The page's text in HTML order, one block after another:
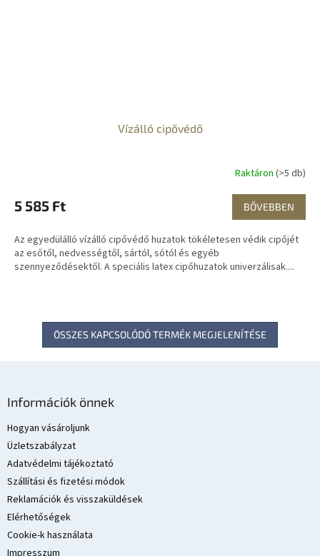
Vízálló cipővédő
Raktáron (>5 db)
5 585 Ft BŐVEBBEN
Az egyedülálló vízálló cipővédő huzatok tökéletesen védik cipőjét
az esőtől, nedvességtől, sártól, sótól és egyéb
szennyeződésektől. A speciális latex cipőhuzatok univerzálisak....
ÖSSZES KAPCSOLÓDÓ TERMÉK MEGJELENÍTÉSE
Információk önnek
Hogyan vásároljunk
Üzletszabályzat
Adatvédelmi tájékoztató
Szállítási és fizetési módok
Reklamációk és visszaküldések
Elérhetőségek
Cookie-k használata